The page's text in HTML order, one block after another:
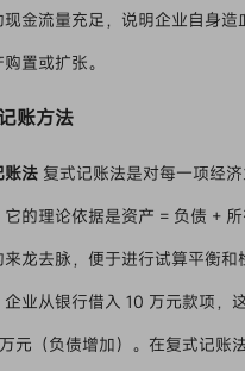
现金流量充足，说明企业自身
置或扩张。
账方法
账法 复式记账法是对每一项经
它的理论依据是资产 = 负债 +
龙去脉，便于进行试算平衡和
企业从银行借入 10 万元款项，
元（负债增加）。在复式记账